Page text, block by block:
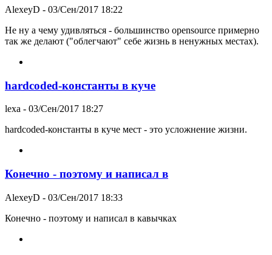
AlexeyD - 03/Сен/2017 18:22
Не ну а чему удивляться - большинство opensource примерно
так же делают ("облегчают" себе жизнь в ненужных местах).
hardcoded-константы в куче
lexa - 03/Сен/2017 18:27
hardcoded-константы в куче мест - это усложнение жизни.
Конечно - поэтому и написал в
AlexeyD - 03/Сен/2017 18:33
Конечно - поэтому и написал в кавычках